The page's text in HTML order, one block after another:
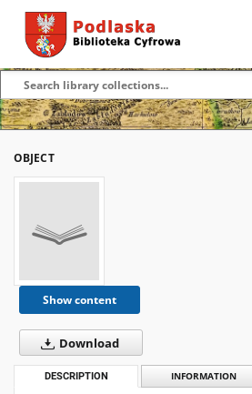
OBJECT
Show content
Download
DESCRIPTION INFORMATION